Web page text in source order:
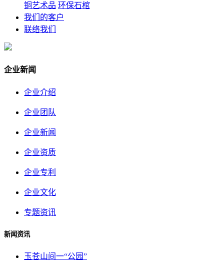
铜艺术品 环保石棺
我们的客户
联络我们
企业新闻
企业介绍
企业团队
企业新闻
企业资质
企业专利
企业文化
专题资讯
新闻资讯
玉苍山间一“公园”